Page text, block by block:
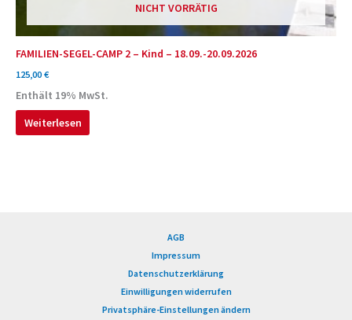
NICHT VORRÄTIG
FAMILIEN-SEGEL-CAMP 2 – Kind – 18.09.-20.09.2026
125,00 €
Enthält 19% MwSt.
Weiterlesen
AGB
Impressum
Datenschutzerklärung
Einwilligungen widerrufen
Privatsphäre-Einstellungen ändern